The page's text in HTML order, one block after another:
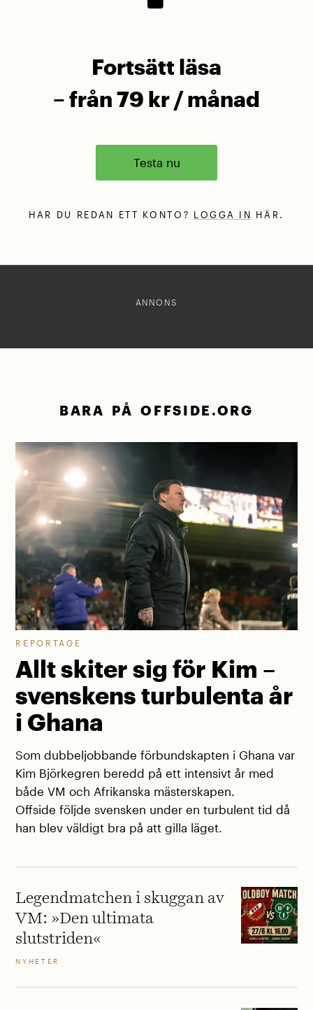
Fortsätt läsa
– från 79 kr / månad
Testa nu
HAR DU REDAN ETT KONTO? LOGGA IN HÄR.
ANNONS
BARA PÅ OFFSIDE.ORG
REPORTAGE
Allt skiter sig för Kim –
svenskens turbulenta år
i Ghana
Som dubbeljobbande förbundskapten i Ghana var
Kim Björkegren beredd på ett intensivt år med
både VM och Afrikanska mästerskapen.
Offside följde svensken under en turbulent tid då
han blev väldigt bra på att gilla läget.
Legendmatchen i skuggan av
VM: »Den ultimata
slutstriden«
NYHETER